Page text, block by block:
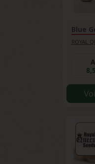
Blue
ROYAL